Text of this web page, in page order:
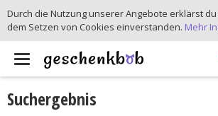
Toggle
navigation
Suchergebnis
Durch die Nutzung unserer Angebote erklärst
dem Setzen von Cookies einverstanden. Mehr